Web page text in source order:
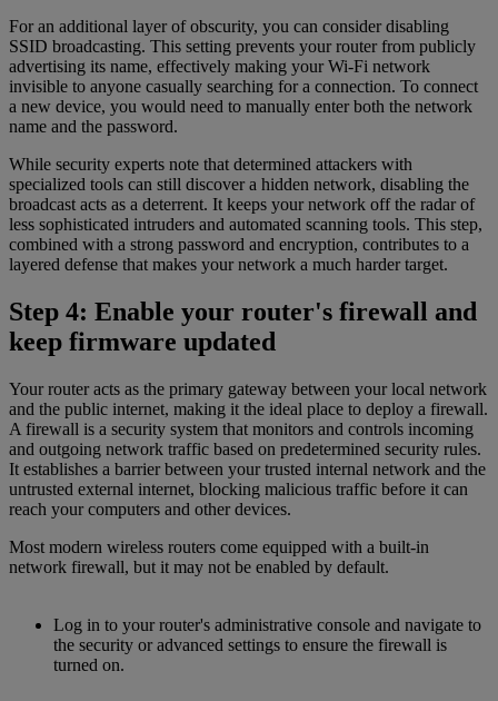
For an additional layer of obscurity, you can consider disabling
SSID broadcasting. This setting prevents your router from publicly
advertising its name, effectively making your Wi-Fi network
invisible to anyone casually searching for a connection. To connect
a new device, you would need to manually enter both the network
name and the password.
While security experts note that determined attackers with
specialized tools can still discover a hidden network, disabling the
broadcast acts as a deterrent. It keeps your network off the radar of
less sophisticated intruders and automated scanning tools. This step,
combined with a strong password and encryption, contributes to a
layered defense that makes your network a much harder target.
Step 4: Enable your router's firewall and
keep firmware updated
Your router acts as the primary gateway between your local network
and the public internet, making it the ideal place to deploy a firewall.
A firewall is a security system that monitors and controls incoming
and outgoing network traffic based on predetermined security rules.
It establishes a barrier between your trusted internal network and the
untrusted external internet, blocking malicious traffic before it can
reach your computers and other devices.
Most modern wireless routers come equipped with a built-in
network firewall, but it may not be enabled by default.
Log in to your router's administrative console and navigate to
the security or advanced settings to ensure the firewall is
turned on.